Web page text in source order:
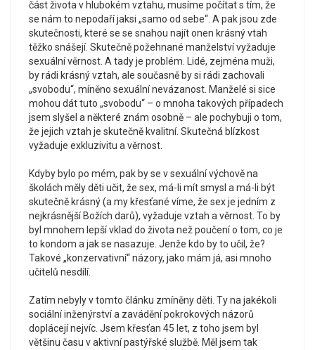
část života v hlubokém vztahu, musíme počítat s tím, že
se nám to nepodaří jaksi „samo od sebe“. A pak jsou zde
skutečnosti, které se se snahou najít onen krásný vtah
těžko snášejí. Skutečně požehnané manželství vyžaduje
sexuální věrnost. A tady je problém. Lidé, zejména muži,
by rádi krásný vztah, ale současně by si rádi zachovali
„svobodu“, míněno sexuální nevázanost. Manželé si sice
mohou dát tuto „svobodu“ – o mnoha takových případech
jsem slyšel a některé znám osobně – ale pochybuji o tom,
že jejich vztah je skutečně kvalitní. Skutečná blízkost
vyžaduje exkluzivitu a věrnost.
Kdyby bylo po mém, pak by se v sexuální výchově na
školách měly děti učit, že sex, má-li mít smysl a má-li být
skutečně krásný (a my křesťané víme, že sex je jedním z
nejkrásnější Božích darů), vyžaduje vztah a věrnost. To by
byl mnohem lepší vklad do života než poučení o tom, co je
to kondom a jak se nasazuje. Jenže kdo by to učil, že?
Takové „konzervativní“ názory, jako mám já, asi mnoho
učitelů nesdílí.
Zatím nebyly v tomto článku zmíněny děti. Ty na jakékoli
sociální inženýrství a zavádění pokrokových názorů
doplácejí nejvíc. Jsem křesťan 45 let, z toho jsem byl
většinu času v aktivní pastýřské službě. Měl jsem tak